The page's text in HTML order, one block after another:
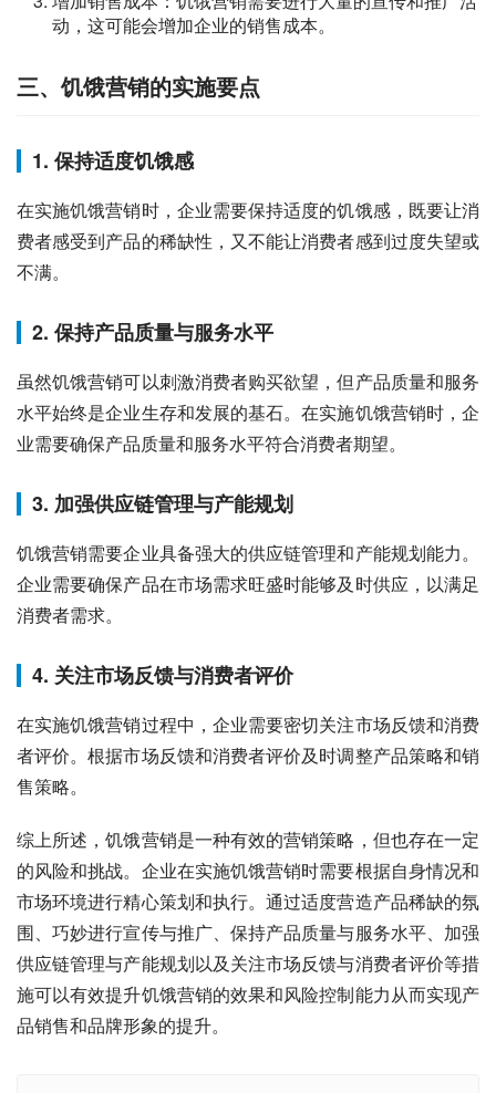
动，这可能会增加企业的销售成本。
三、饥饿营销的实施要点
1. 保持适度饥饿感
在实施饥饿营销时，企业需要保持适度的饥饿感，既要让消
费者感受到产品的稀缺性，又不能让消费者感到过度失望或
不满。
2. 保持产品质量与服务水平
虽然饥饿营销可以刺激消费者购买欲望，但产品质量和服务
水平始终是企业生存和发展的基石。在实施饥饿营销时，企
业需要确保产品质量和服务水平符合消费者期望。
3. 加强供应链管理与产能规划
饥饿营销需要企业具备强大的供应链管理和产能规划能力。
企业需要确保产品在市场需求旺盛时能够及时供应，以满足
消费者需求。
4. 关注市场反馈与消费者评价
在实施饥饿营销过程中，企业需要密切关注市场反馈和消费
者评价。根据市场反馈和消费者评价及时调整产品策略和销
售策略。
综上所述，饥饿营销是一种有效的营销策略，但也存在一定
的风险和挑战。企业在实施饥饿营销时需要根据自身情况和
市场环境进行精心策划和执行。通过适度营造产品稀缺的氛
围、巧妙进行宣传与推广、保持产品质量与服务水平、加强
供应链管理与产能规划以及关注市场反馈与消费者评价等措
施可以有效提升饥饿营销的效果和风险控制能力从而实现产
品销售和品牌形象的提升。